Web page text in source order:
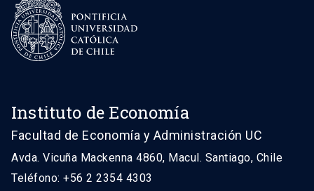
Instituto de Economía
Facultad de Economía y Administración UC
Avda. Vicuña Mackenna 4860, Macul. Santiago, Chile
Teléfono: +56 2 2354 4303